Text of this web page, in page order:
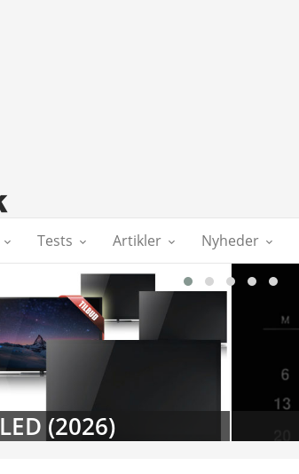
Tests Artikler Nyheder
(2026)